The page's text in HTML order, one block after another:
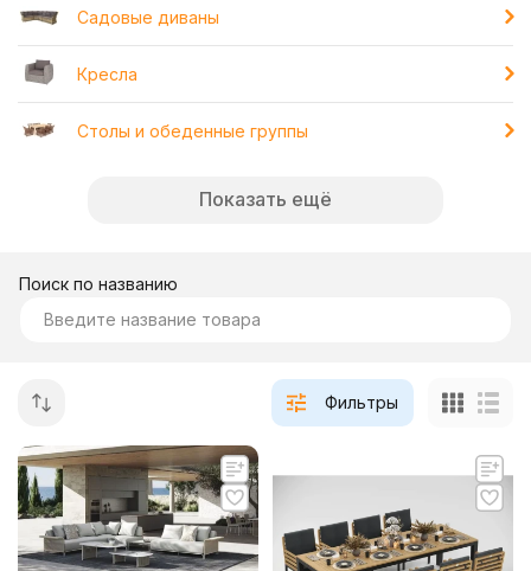
Садовые диваны
Кресла
Столы и обеденные группы
Показать ещё
Поиск по названию
Фильтры